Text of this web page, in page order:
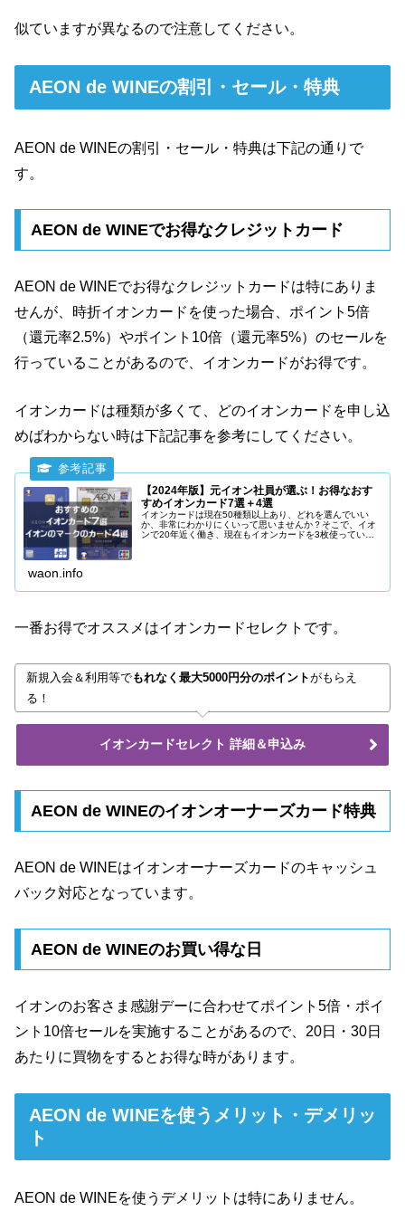
似ていますが異なるので注意してください。
AEON de WINEの割引・セール・特典
AEON de WINEの割引・セール・特典は下記の通りで
す。
AEON de WINEでお得なクレジットカード
AEON de WINEでお得なクレジットカードは特にありま
せんが、時折イオンカードを使った場合、ポイント5倍
（還元率2.5%）やポイント10倍（還元率5%）のセールを
行っていることがあるので、イオンカードがお得です。
イオンカードは種類が多くて、どのイオンカードを申し込
めばわからない時は下記記事を参考にしてください。
【2024年版】元イオン社員が選ぶ！お得なおす
すめイオンカード7選＋4選
イオンカードは現在50種類以上あり、どれを選んでいい
か、非常にわかりにくいって思いませんか？そこで、イオ
ンで20年近く働き、現在もイオンカードを3枚使っている
waon.info
一番お得でオススメはイオンカードセレクトです。
新規入会＆利用等でもれなく最大5000円分のポイントがもらえ
る！
イオンカードセレクト 詳細＆申込み
AEON de WINEのイオンオーナーズカード特典
AEON de WINEはイオンオーナーズカードのキャッシュ
バック対応となっています。
AEON de WINEのお買い得な日
イオンのお客さま感謝デーに合わせてポイント5倍・ポイ
ント10倍セールを実施することがあるので、20日・30日
あたりに買物をするとお得な時があります。
AEON de WINEを使うメリット・デメリッ
ト
AEON de WINEを使うデメリットは特にありません。